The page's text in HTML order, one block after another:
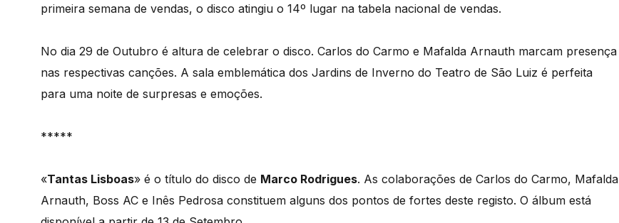
primeira semana de vendas, o disco atingiu o 14º lugar na tabela nacional de vendas.
No dia 29 de Outubro é altura de celebrar o disco. Carlos do Carmo e Mafalda Arnauth marcam presença
nas respectivas canções. A sala emblemática dos Jardins de Inverno do Teatro de São Luiz é perfeita
para uma noite de surpresas e emoções.
*****
«Tantas Lisboas» é o título do disco de Marco Rodrigues. As colaborações de Carlos do Carmo, Mafalda
Arnauth, Boss AC e Inês Pedrosa constituem alguns dos pontos de fortes deste registo. O álbum está